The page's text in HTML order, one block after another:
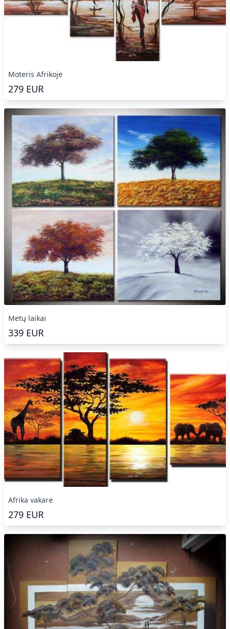
Moteris Afrikoje
279 EUR
Metų laikai
339 EUR
Afrika vakare
279 EUR